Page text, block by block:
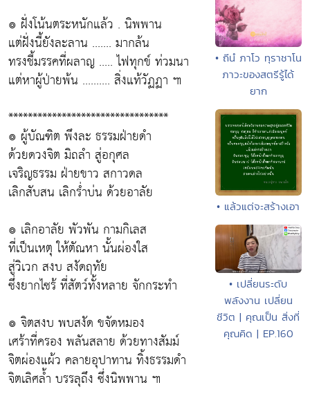
๏ ฝั่งโน้นตระหนักแล้ว . นิพพาน
แต่ฝั่งนี้ยังละลาน ....... มากล้น
ทรงชี้มรรคที่ผลาญ ..... ไฟทุกข์ ท่วมนา
แต่หาผู้ป่ายพ้น .......... สิ่งแท้วัฏฏา ๚
*********************************
๏ ผู้บัณฑิต พึงละ ธรรมฝ่ายดำ
ด้วยดวงจิต มิถลำ สู่อกุศล
เจริญธรรม ฝ่ายขาว สกาวดล
เลิกสับสน เลิกร่ำบ่น ด้วยอาลัย
๏ เลิกอาลัย พัวพัน กามกิเลส
ที่เป็นเหตุ ให้ตัณหา นั้นผ่องใส
สู่วิเวก สงบ สงัดฤทัย
ซึ่งยากไซร้ ที่สัตว์ทั้งหลาย จักกระทำ
๏ จิตสงบ พบสงัด ขจัดหมอง
เศร้าที่ครอง พลันสลาย ด้วยทางสัมม์
จิตผ่องแผ้ว คลายอุปาทาน ทิ้งธรรมดำ
จิตเลิศล้ำ บรรลุถึง ซึ่งนิพพาน ๚
• ถีนํ ภาโว ทุราชาโน
ภาวะของสตรีรู้ได้
ยาก
• แล้วแต่จะสร้างเอา
• เปลี่ยนระดับ
พลังงาน เปลี่ยน
ชีวิต | คุณเป็น สิ่งที่
คุณคิด | EP.160